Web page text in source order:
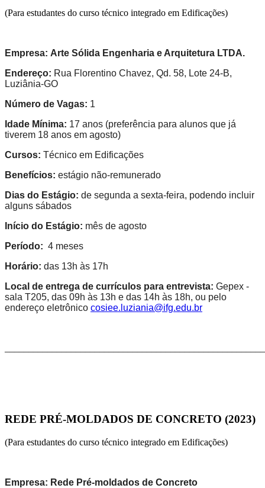
(Para estudantes do curso técnico integrado em Edificações)
Empresa: Arte Sólida Engenharia e Arquitetura LTDA.
Endereço: Rua Florentino Chavez, Qd. 58, Lote 24-B,
Luziânia-GO
Número de Vagas: 1
Idade Mínima: 17 anos (preferência para alunos que já
tiverem 18 anos em agosto)
Cursos: Técnico em Edificações
Benefícios: estágio não-remunerado
Dias do Estágio: de segunda a sexta-feira, podendo incluir
alguns sábados
Início do Estágio: mês de agosto
Período: 4 meses
Horário: das 13h às 17h
Local de entrega de currículos para entrevista: Gepex -
sala T205, das 09h às 13h e das 14h às 18h, ou pelo
endereço eletrônico cosiee.luziania@ifg.edu.br
REDE PRÉ-MOLDADOS DE CONCRETO (2023)
(Para estudantes do curso técnico integrado em Edificações)
Empresa: Rede Pré-moldados de Concreto